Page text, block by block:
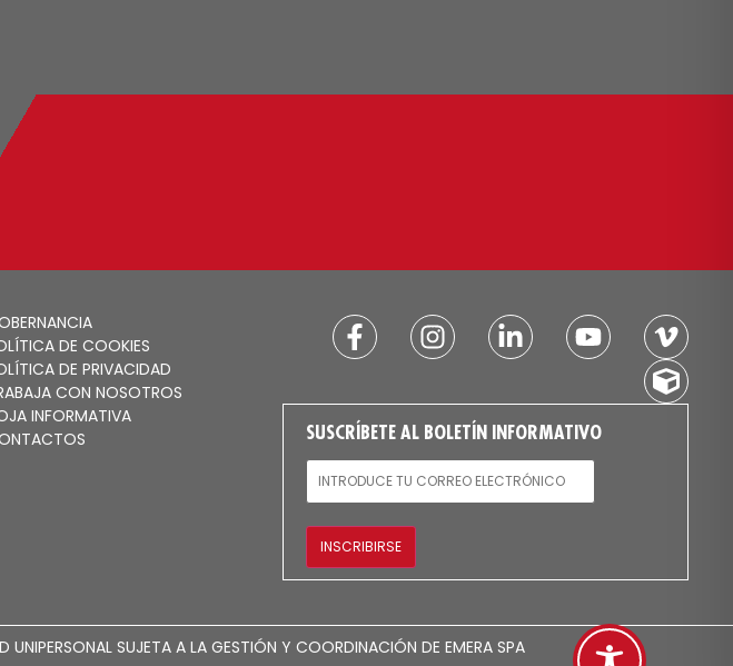
DE COOKIES
DE PRIVACIDAD
CON NOSOTROS
INFORMATIVA
SUSCRÍBETE AL BOLETÍN INFORMATIVO
CORREO ELECTRÓNICO
INSCRIBIRSE
SUJETA A LA GESTIÓN Y COORDINACIÓN DE EMERA SPA